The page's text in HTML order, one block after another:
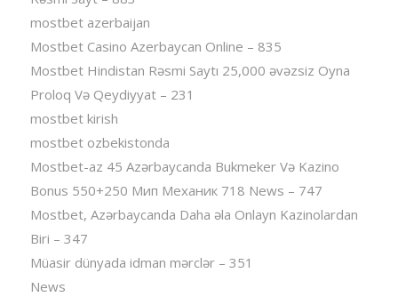
mostbet azerbaijan
Mostbet Casino Azerbaycan Online – 835
Mostbet Hindistan Rəsmi Saytı 25,000 əvəzsiz Oyna
Proloq Və Qeydiyyat – 231
mostbet kirish
mostbet ozbekistonda
Mostbet-az 45 Azərbaycanda Bukmeker Və Kazino
Bonus 550+250 Мип Механик 718 News – 747
Mostbet, Azərbaycanda Daha əla Onlayn Kazinolardan
Biri – 347
Müasir dünyada idman mərclər – 351
News